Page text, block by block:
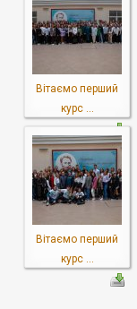
Вітаємо перший
курс ...
Вітаємо перший
курс ...